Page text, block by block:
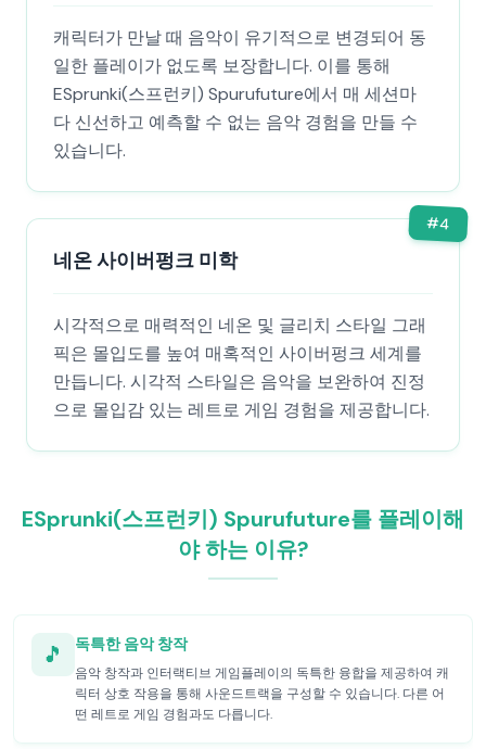
캐릭터가 만날 때 음악이 유기적으로 변경되어 동
일한 플레이가 없도록 보장합니다. 이를 통해
ESprunki(스프런키) Spurufuture에서 매 세션마
다 신선하고 예측할 수 없는 음악 경험을 만들 수
있습니다.
#4
네온 사이버펑크 미학
시각적으로 매력적인 네온 및 글리치 스타일 그래
픽은 몰입도를 높여 매혹적인 사이버펑크 세계를
만듭니다. 시각적 스타일은 음악을 보완하여 진정
으로 몰입감 있는 레트로 게임 경험을 제공합니다.
ESprunki(스프런키) Spurufuture를 플레이해
야 하는 이유?
🎵 독특한 음악 창작
음악 창작과 인터랙티브 게임플레이의 독특한 융합을 제공하여 캐
릭터 상호 작용을 통해 사운드트랙을 구성할 수 있습니다. 다른 어
떤 레트로 게임 경험과도 다릅니다.